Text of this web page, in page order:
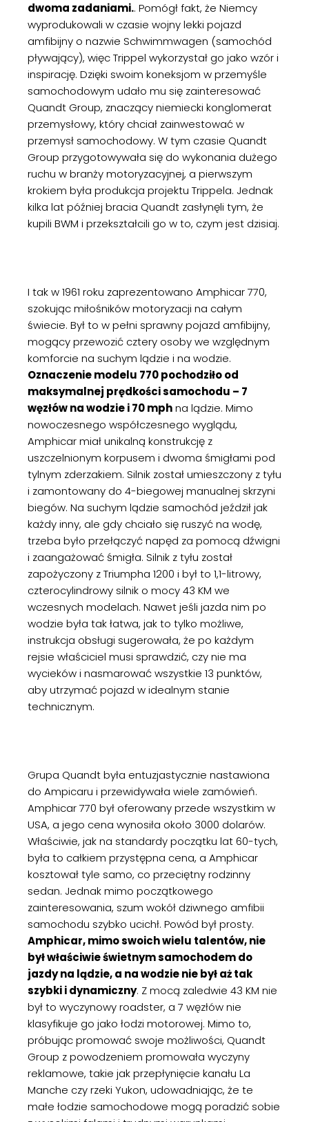
dwoma zadaniami.. Pomógł fakt, że Niemcy
wyprodukowali w czasie wojny lekki pojazd
amfibijny o nazwie Schwimmwagen (samochód
pływający), więc Trippel wykorzystał go jako wzór i
inspirację. Dzięki swoim koneksjom w przemyśle
samochodowym udało mu się zainteresować
Quandt Group, znaczący niemiecki konglomerat
przemysłowy, który chciał zainwestować w
przemysł samochodowy. W tym czasie Quandt
Group przygotowywała się do wykonania dużego
ruchu w branży motoryzacyjnej, a pierwszym
krokiem była produkcja projektu Trippela. Jednak
kilka lat później bracia Quandt zasłynęli tym, że
kupili BWM i przekształcili go w to, czym jest dzisiaj.
I tak w 1961 roku zaprezentowano Amphicar 770,
szokując miłośników motoryzacji na całym
świecie. Był to w pełni sprawny pojazd amfibijny,
mogący przewozić cztery osoby we względnym
komforcie na suchym lądzie i na wodzie.
Oznaczenie modelu 770 pochodziło od
maksymalnej prędkości samochodu – 7
węzłów na wodzie i 70 mphna lądzie. Mimo
nowoczesnego współczesnego wyglądu,
Amphicar miał unikalną konstrukcję z
uszczelnionym korpusem i dwoma śmigłami pod
tylnym zderzakiem. Silnik został umieszczony z tyłu
i zamontowany do 4-biegowej manualnej skrzyni
biegów. Na suchym lądzie samochód jeździł jak
każdy inny, ale gdy chciało się ruszyć na wodę,
trzeba było przełączyć napęd za pomocą dźwigni
i zaangażować śmigła. Silnik z tyłu został
zapożyczony z Triumpha 1200 i był to 1,1-litrowy,
czterocylindrowy silnik o mocy 43 KM we
wczesnych modelach. Nawet jeśli jazda nim po
wodzie była tak łatwa, jak to tylko możliwe,
instrukcja obsługi sugerowała, że po każdym
rejsie właściciel musi sprawdzić, czy nie ma
wycieków i nasmarować wszystkie 13 punktów,
aby utrzymać pojazd w idealnym stanie
technicznym.
Grupa Quandt była entuzjastycznie nastawiona
do Ampicaru i przewidywała wiele zamówień.
Amphicar 770 był oferowany przede wszystkim w
USA, a jego cena wynosiła około 3000 dolarów.
Właściwie, jak na standardy początku lat 60-tych,
była to całkiem przystępna cena, a Amphicar
kosztował tyle samo, co przeciętny rodzinny
sedan. Jednak mimo początkowego
zainteresowania, szum wokół dziwnego amfibii
samochodu szybko ucichł. Powód był prosty.
Amphicar, mimo swoich wielu talentów, nie
był właściwie świetnym samochodem do
jazdy na lądzie, a na wodzie nie był aż tak
szybki i dynamiczny. Z mocą zaledwie 43 KM nie
był to wyczynowy roadster, a 7 węzłów nie
klasyfikuje go jako łodzi motorowej. Mimo to,
próbując promować swoje możliwości, Quandt
Group z powodzeniem promowała wyczyny
reklamowe, takie jak przepłynięcie kanału La
Manche czy rzeki Yukon, udowadniając, że te
małe łodzie samochodowe mogą poradzić sobie